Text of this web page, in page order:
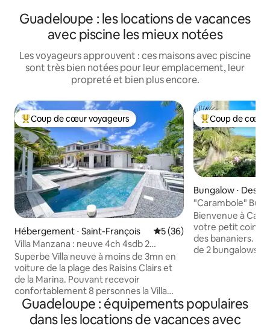
Guadeloupe : les locations de vacances
avec piscine les mieux notées
Les voyageurs approuvent : ces maisons avec piscine
sont très bien notées pour leur emplacement, leur
propreté et bien plus encore.
Coups de cœur voyageurs les plus appréciés
Coup de cœur voyageurs
Hébergement ⋅ Saint-François Évaluation moyenne sur la
5 (36)
Villa Manzana : neuve 4ch 4sdb 2
piscines - LUXE
Superbe Villa neuve à moins de 3mn en
voiture de la plage des Raisins Clairs et
de la Marina. Pouvant recevoir
confortablement 8 personnes la Villa
Manzana est dotée de 4 suites
climatisées avec salles de bain et
dressing. Grand séjour, cuisine
Coups de cœur
Coup de cœur
Bungalow ⋅
"Carambole" Bungalow vue mer piscine
privative
Bienvenue à
votre petit coin
des bananiers.
de 2 bungalows
Deshaies, ils
dépaysement,
Guadeloupe : équipements populaires
dans les locations de vacances avec